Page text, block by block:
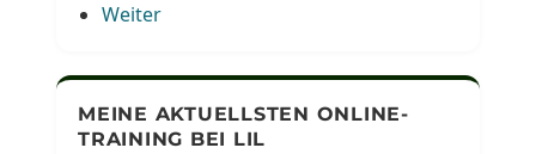
Weiter
MEINE AKTUELLSTEN ONLINE-
TRAINING BEI LIL